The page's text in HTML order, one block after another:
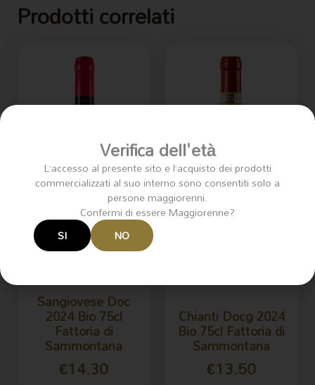
Prodotti correlati
Sangiovese Doc
2024 Bio 75cl
Fattoria di
Sammontana
€14.30
Chianti Docg 2024
Bio 75cl Fattoria di
Sammontana
€13.50
Verifica dell'età
L’accesso al presente sito e l’acquisto dei prodotti
commercializzati al suo interno sono consentiti solo a
persone maggiorenni.
Confermi di essere Maggiorenne?
SI NO